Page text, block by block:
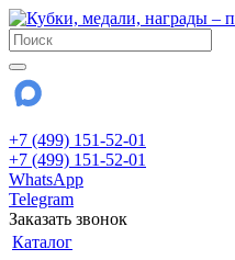
+7 (499) 151-52-01
+7 (499) 151-52-01
WhatsApp
Telegram
Заказать звонок
Каталог